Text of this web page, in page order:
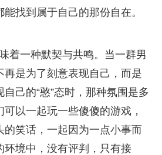
找到属于自己的那份自在。
着一种默契与共鸣。当一群男
再是为了刻意表现自己，而是
己的“憨”态时，那种氛围是多
以一起玩一些傻傻的游戏，
的笑话，一起因为一点小事而
环境中，没有评判，只有接